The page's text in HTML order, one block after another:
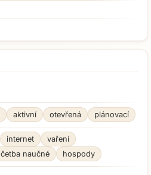
aktivní otevřená plánovací
internet
vaření
četba naučné hospody